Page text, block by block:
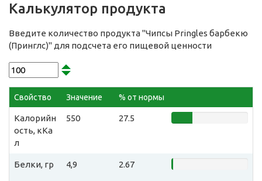
Калькулятор продукта
Введите количество продукта "Чипсы Pringles барбекю
(Принглс)" для подсчета его пищевой ценности
Свойство Значение % от нормы
Калорийн
ость, кКа
л
550 27.5
Белки, гр 4,9 2.67